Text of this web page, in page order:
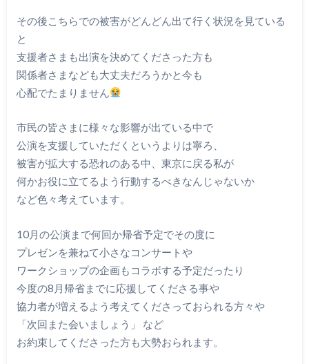
その後こちらでの被害がどんどん出て行く状況を見ている
と
支援者さまも出演を決めてくださった方も
関係者さまなども大丈夫だろうかと今も
心配でたまりません
市民の皆さまに様々な影響が出ている中で
公演を支援していただくというよりは寧ろ、
被害が拡大する恐れのある中、東京に戻る私が
何かお役に立てるよう行動するべきなんじゃないか
など色々考えています。
10月の公演まで何回か帰省予定でその度に
プレゼンを兼ねて小さなコンサートや
ワークショップの企画もコラボする予定だったり
今度の8月帰省までに応援してくださる事や
協力者が増えるよう考えてくださっておられる方々や
「次回また会いましょう」 など
お約束してくださった方も大勢おられます。